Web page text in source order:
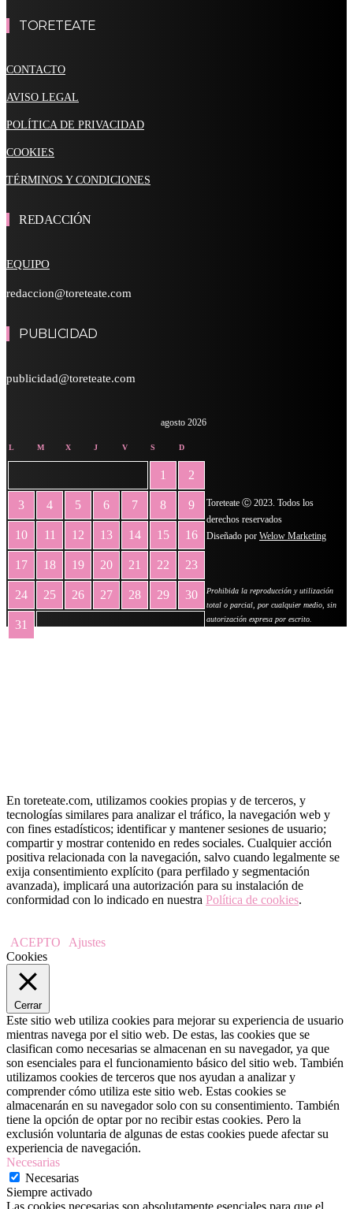
TORETEATE
CONTACTO
AVISO LEGAL
POLÍTICA DE PRIVACIDAD
COOKIES
TÉRMINOS Y CONDICIONES
REDACCIÓN
EQUIPO
redaccion@toreteate.com
PUBLICIDAD
publicidad@toreteate.com
agosto 2026
L M X J V S D
1 2
3 4 5 6 7 8 9
10 11 12 13 14 15 16
17 18 19 20 21 22 23
24 25 26 27 28 29 30
31
Toreteate Ⓒ 2023. Todos los
derechos reservados
Diseñado por Welow Marketing
Prohibida la reproducción y utilización
total o parcial, por cualquier medio, sin
autorización expresa por escrito.
En toreteate.com, utilizamos cookies propias y de terceros, y
tecnologías similares para analizar el tráfico, la navegación web y
con fines estadísticos; identificar y mantener sesiones de usuario;
compartir y mostrar contenido en redes sociales. Cualquier acción
positiva relacionada con la navegación, salvo cuando legalmente se
exija consentimiento explícito (para perfilado y segmentación
avanzada), implicará una autorización para su instalación de
conformidad con lo indicado en nuestra Política de cookies.
ACEPTO
Ajustes
Cookies
Cerrar
Este sitio web utiliza cookies para mejorar su experiencia de usuario
mientras navega por el sitio web. De estas, las cookies que se
clasifican como necesarias se almacenan en su navegador, ya que
son esenciales para el funcionamiento básico del sitio web. También
utilizamos cookies de terceros que nos ayudan a analizar y
comprender cómo utiliza este sitio web. Estas cookies se
almacenarán en su navegador solo con su consentimiento. También
tiene la opción de optar por no recibir estas cookies. Pero la
exclusión voluntaria de algunas de estas cookies puede afectar su
experiencia de navegación.
Necesarias
Necesarias
Siempre activado
Las cookies necesarias son absolutamente esenciales para que el